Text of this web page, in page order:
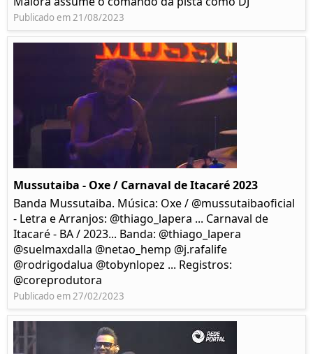
Publicado em 21/08/2023
Mussutaiba - Oxe / Carnaval de Itacaré 2023
Banda Mussutaiba. Música: Oxe / @mussutaibaoficial
- Letra e Arranjos: @thiago_lapera ... Carnaval de
Itacaré - BA / 2023... Banda: @thiago_lapera
@suelmaxdalla @netao_hemp @j.rafalife
@rodrigodalua @tobynlopez ... Registros:
@coreprodutora
Publicado em 27/02/2023